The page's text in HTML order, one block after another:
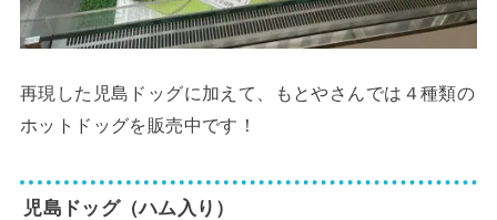
再現した児島ドッグに加えて、もとやさんでは４種類の
ホットドッグを販売中です！
児島ドッグ（ハム入り）